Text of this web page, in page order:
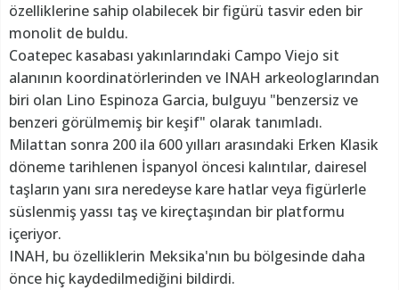
özelliklerine sahip olabilecek bir figürü tasvir eden bir
monolit de buldu.
Coatepec kasabası yakınlarındaki Campo Viejo sit
alanının koordinatörlerinden ve INAH arkeologlarından
biri olan Lino Espinoza Garcia, bulguyu "benzersiz ve
benzeri görülmemiş bir keşif" olarak tanımladı.
Milattan sonra 200 ila 600 yılları arasındaki Erken Klasik
döneme tarihlenen İspanyol öncesi kalıntılar, dairesel
taşların yanı sıra neredeyse kare hatlar veya figürlerle
süslenmiş yassı taş ve kireçtaşından bir platformu
içeriyor.
INAH, bu özelliklerin Meksika'nın bu bölgesinde daha
önce hiç kaydedilmediğini bildirdi.